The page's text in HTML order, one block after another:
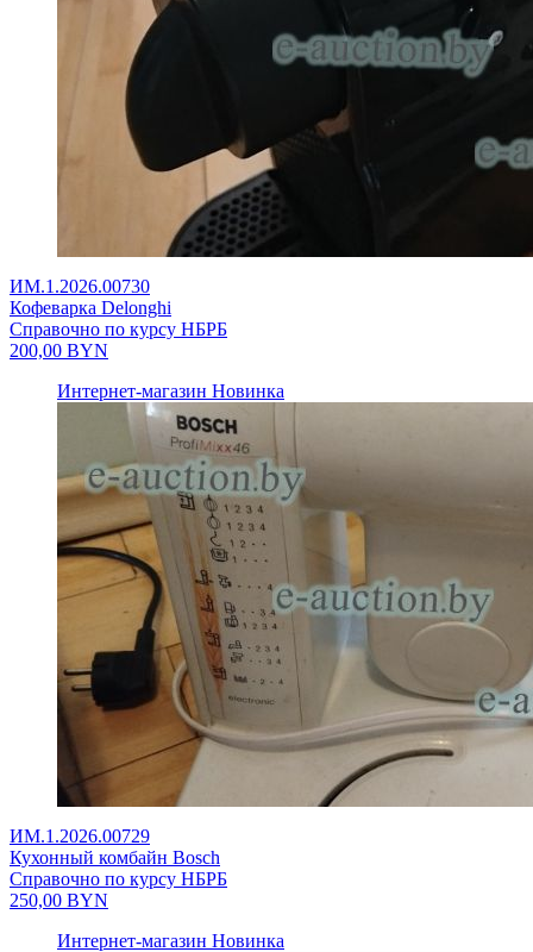
ИМ.1.2026.00730
Кофеварка Delonghi
Справочно по курсу НБРБ
200,00 BYN
Интернет-магазин Новинка
ИМ.1.2026.00729
Кухонный комбайн Bosch
Справочно по курсу НБРБ
250,00 BYN
Интернет-магазин Новинка